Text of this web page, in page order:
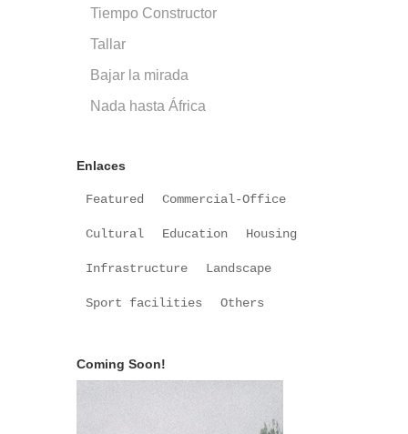
Tiempo Constructor
Tallar
Bajar la mirada
Nada hasta África
Enlaces
Featured Commercial-Office
Cultural Education Housing
Infrastructure Landscape
Sport facilities Others
Coming Soon!